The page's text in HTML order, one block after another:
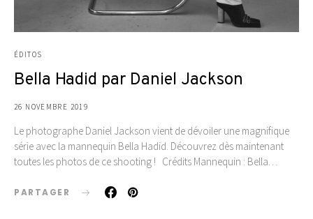
ÉDITOS
Bella Hadid par Daniel Jackson
26 NOVEMBRE 2019
Le photographe Daniel Jackson vient de dévoiler une magnifique
série avec la mannequin Bella Hadid. Découvrez dès maintenant
toutes les photos de ce shooting ! Crédits Mannequin : Bella…
PARTAGER